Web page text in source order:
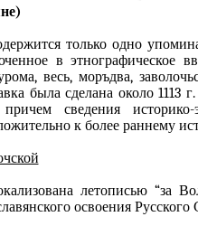
только одно
в этнографическое
весь, моръдва,
была сделана около 1113
сведения историко-
к более раннему
летописью “за
освоения Русского